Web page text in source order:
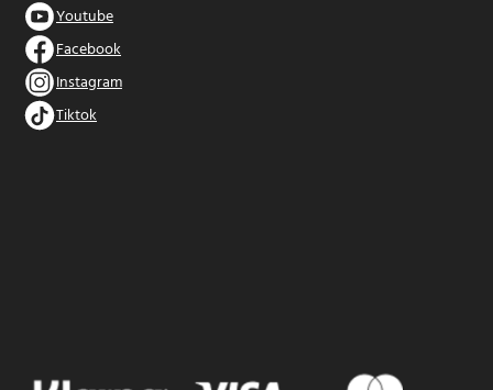
Youtube
Facebook
Instagram
Tiktok